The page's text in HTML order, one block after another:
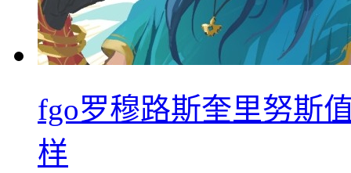
fgo罗穆路斯奎里努斯
样